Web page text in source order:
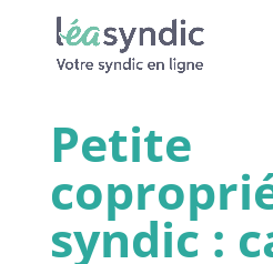
Petite
syndic :